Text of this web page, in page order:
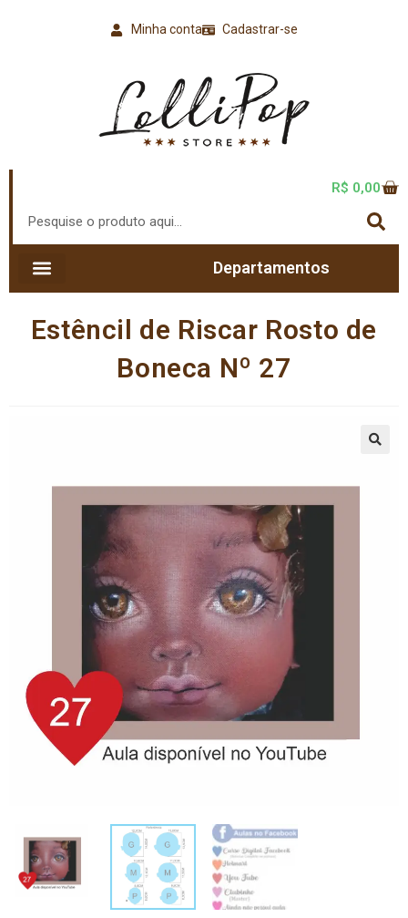
Cadastrar-se
Minha conta
R$ 0,00
Departamentos
Estêncil de Riscar Rosto de
Boneca Nº 27